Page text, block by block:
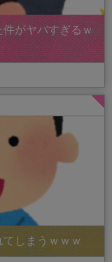
がヤバすぎるｗ
しまうｗｗｗ